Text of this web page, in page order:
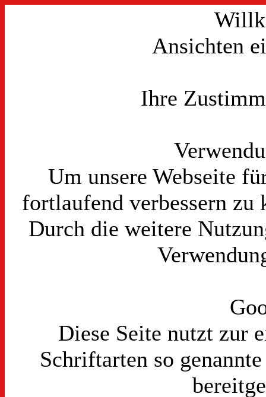
Ansichten
Ihre
Um unsere Webseite
fortlaufend verbessern zu
Durch die weitere
Diese Seite nutzt zur
Schriftarten so